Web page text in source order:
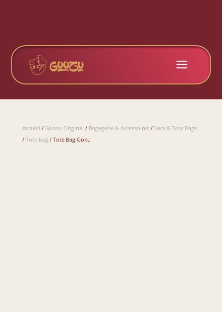
a
Accueil / Goozu Original / Bagagerie & Accessoires/ Sacs & Tote Bags
/ Tote bag/ Tote Bag Goku